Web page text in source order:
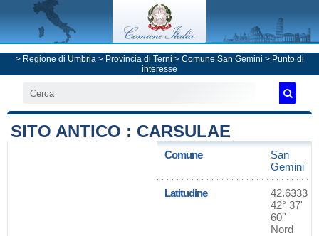
> Regione di Umbria> Provincia di Terni > Comune San Gemini > Punto di
interesse
SITO ANTICO : CARSULAE
Comune
San
Gemini
Latitudine
42.6333
42° 37'
60''
Nord